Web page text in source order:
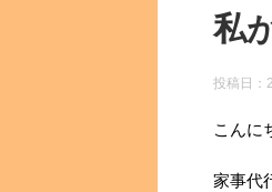
私
投稿日：
こんに
家事代